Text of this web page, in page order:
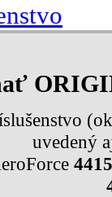
uvedený